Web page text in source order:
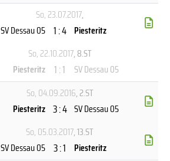
So, 23.07.2017,
SV Dessau 05 1 : 4 Piesteritz
So, 22.10.2017, 8.ST
Piesteritz 1 : 1 SV Dessau 05
So, 04.09.2016, 2.ST
Piesteritz 3 : 4 SV Dessau 05
So, 05.03.2017, 13.ST
SV Dessau 05 3 : 1 Piesteritz